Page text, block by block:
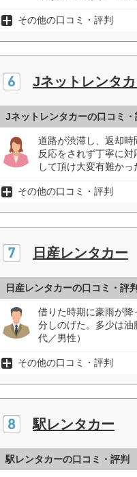
その他の口コミ・評判
Jネットレンタ
Jネットレンタカーの口コミ・
道路が渋滞し、返却
反応をされず丁寧に
して頂け大変有難かっ
その他の口コミ・評判
日産レンタカー
日産レンタカーの口コミ・評判
借りた時期に豪雨が
分しのげた。多少は
代／男性）
その他の口コミ・評判
駅レンタカー
駅レンタカーの口コミ・評判